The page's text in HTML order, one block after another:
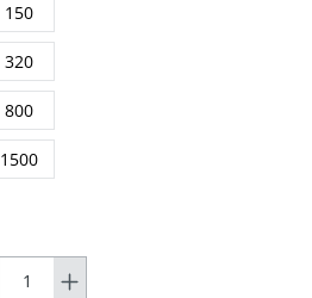
150
320
800
1500